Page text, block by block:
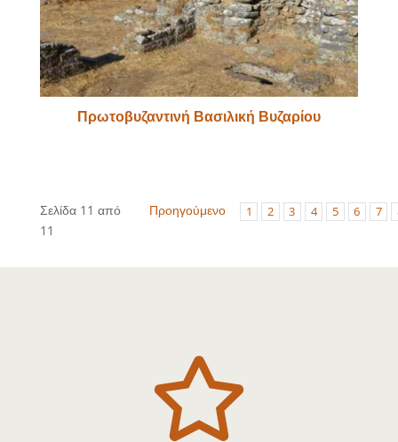
Πρωτοβυζαντινή Βασιλική Βυζαρίου
Σελίδα 11 από
11
Προηγούμενο 1 2 3 4 5 6 7
